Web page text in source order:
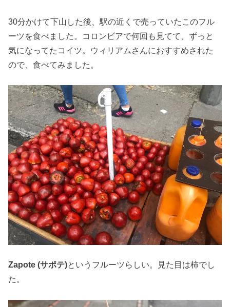
30分かけて下山した後、駅の近くで売っていたこのフル
ーツを食べました。コロンビアで何回も見てて、ずっと
気になってたコイツ。ウィリアムさんにおすすめされた
ので、食べてみました。
Zapote (サポテ)というフルーツらしい。見た目は柿でし
た。